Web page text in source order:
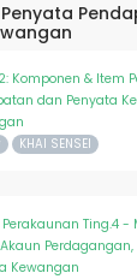
Komponen & Item
dan Penyata
KHAI SENSEI
Ting.4 -
Kewangan